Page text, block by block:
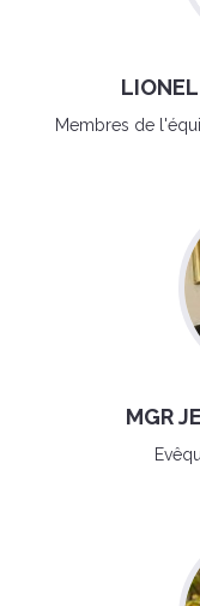
Membres de
MGR